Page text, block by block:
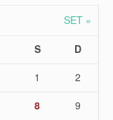
SET »
S
D
1
2
8
9